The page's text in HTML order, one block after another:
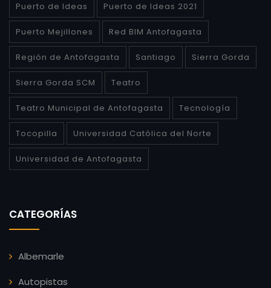
Puerto de Ideas Puerto de Ideas 2021
Puerto Mejillones Red BIM Antofagasta
Región de Antofagasta Santiago Sierra Gorda
Sierra Gorda SCM Teatro
Teatro Municipal de Antofagasta Tecnología
Tocopilla Universidad Católica del Norte
Universidad de Antofagasta
CATEGORÍAS
Albemarle
Autopistas